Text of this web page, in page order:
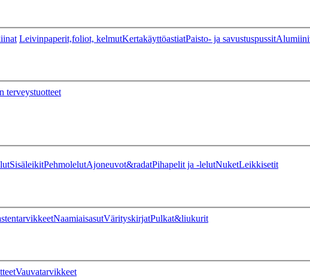
Leivinpaperit,foliot, kelmutKertakäyttöastiatPaisto- ja savustuspussit
terveystuotteet
SisäleikitPehmolelutAjoneuvot&radatPihapelit ja -lelutNuketLeikkisetit
NaamiaisasutVärityskirjatPulkat&liukurit
Vauvatarvikkeet